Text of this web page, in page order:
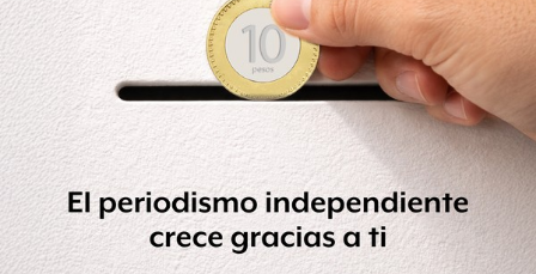
No obstante, sostuvo que de no haber voluntad de las
partes para resolver la situaciónla ALDF ejercerá sus
atribuciones y en la sesión del martes próximo decidirá
la solución para la UACM